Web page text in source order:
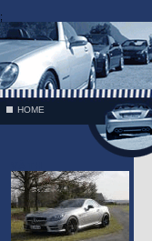
;
HOME